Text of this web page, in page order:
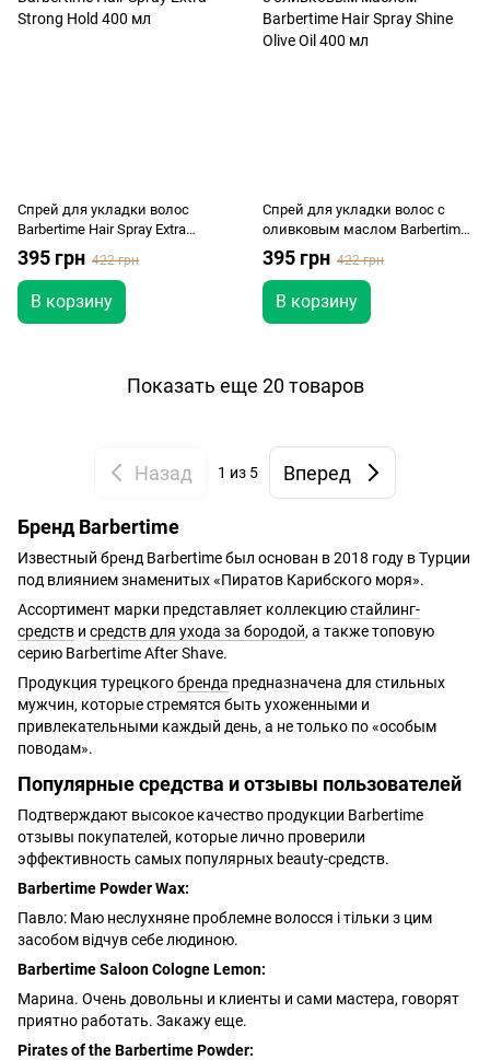
Спрей для укладки волос
Barbertime Hair Spray Extra
Strong Hold 400 мл
395 грн 422 грн
В корзину
Спрей для укладки волос с
оливковым маслом Barbertime
Hair Spray Shine Olive Oil 400 мл
395 грн 422 грн
В корзину
Показать еще 20 товаров
Назад 1 из 5 Вперед
Бренд Barbertime
Известный бренд Barbertime был основан в 2018 году в Турции
под влиянием знаменитых «Пиратов Карибского моря».
Ассортимент марки представляет коллекциюстайлинг-
средств и средств для ухода за бородой, а также топовую
серию Barbertime After Shave.
Продукция турецкогобренда предназначена для стильных
мужчин, которые стремятся быть ухоженными и
привлекательными каждый день, а не только по «особым
поводам».
Популярные средства и отзывы пользователей
Подтверждают высокое качество продукции Barbertime
отзывы покупателей, которые лично проверили
эффективность самых популярных beauty-средств.
Barbertime Powder Wax:
Павло: Маю неслухняне проблемне волосся і тільки з цим
засобом відчув себе людиною.
Barbertime Saloon Cologne Lemon:
Марина. Очень довольны и клиенты и сами мастера, говорят
приятно работать. Закажу еще.
Pirates of the Barbertime Powder: